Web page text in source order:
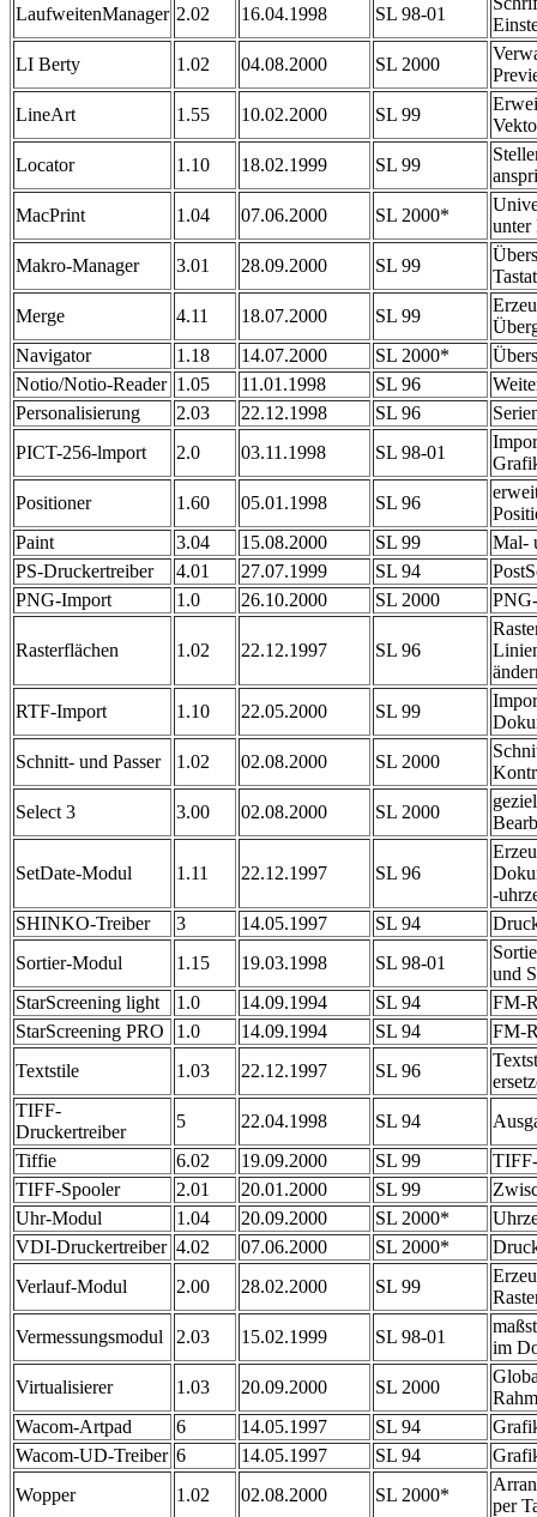
LaufweitenManager 2.02 16.04.1998 SL 98-01
LI Berty
1.02 04.08.2000 SL 2000
LineArt
1.55 10.02.2000 SL 99
Locator
1.10 18.02.1999 SL 99
MacPrint
1.04 07.06.2000 SL 2000*
unter
Makro-Manager
3.01 28.09.2000 SL 99
Merge
4.11 18.07.2000 SL 99
Navigator
1.18 14.07.2000 SL 2000*
Notio/Notio-Reader 1.05 11.01.1998 SL 96
Personalisierung
2.03 22.12.1998 SL 96
PICT-256-lmport
2.0 03.11.1998 SL 98-01
Positioner
1.60 05.01.1998 SL 96
Paint
3.04 15.08.2000 SL 99
Mal-
PS-Druckertreiber
4.01 27.07.1999 SL 94
PNG-Import
1.0 26.10.2000 SL 2000
Rasterflächen 1.02 22.12.1997 SL 96
RTF-Import
1.10 22.05.2000 SL 99
Schnitt- und Passer
1.02 02.08.2000 SL 2000
Select 3
3.00 02.08.2000 SL 2000
SetDate-Modul 1.11 22.12.1997 SL 96
-
SHINKO-Treiber
3 14.05.1997 SL 94
Sortier-Modul
1.15 19.03.1998 SL 98-01
und
StarScreening light
1.0 14.09.1994 SL 94
FM-
StarScreening PRO
1.0 14.09.1994 SL 94
FM-
Textstile
1.03 22.12.1997 SL 96
TIFF-
Druckertreiber
5 22.04.1998 SL 94
Tiffie
6.02 19.09.2000 SL 99
TIFF-Spooler
2.01 20.01.2000 SL 99
Uhr-Modul
1.04 20.09.2000 SL 2000*
VDI-Druckertreiber 4.02 07.06.2000 SL 2000*
Verlauf-Modul
2.00 28.02.2000 SL 99
Vermessungsmodul
2.03 15.02.1999 SL 98-01
im
Virtualisierer
1.03 20.09.2000 SL 2000
Wacom-Artpad
6 14.05.1997 SL 94
Wacom-UD-Treiber 6 14.05.1997 SL 94
Wopper
1.02 02.08.2000 SL 2000*
per